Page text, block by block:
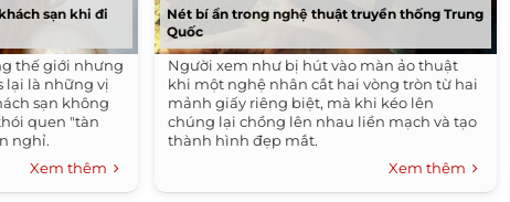
sạn khi đi
thế giới nhưng
lại là những vị
sạn không
quen "tàn
nghỉ.
Xem thêm
Nét bí ẩn trong nghệ thuật truyền thống Trung
Quốc
Người xem như bị hút vào màn ảo thuật
khi một nghệ nhân cắt hai vòng tròn từ hai
mảnh giấy riêng biệt, mà khi kéo lên
chúng lại chồng lên nhau liền mạch và tạo
thành hình đẹp mắt.
Xem thêm